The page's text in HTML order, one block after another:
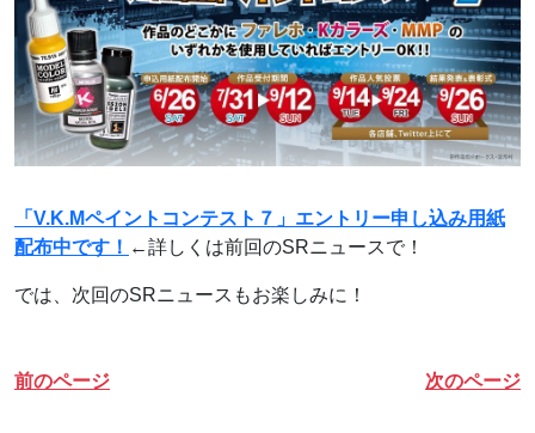
「V.K.Mペイントコンテスト７」エントリー申し込み用紙
配布中です！ ←詳しくは前回のSRニュースで！
では、次回のSRニュースもお楽しみに！
前のページ 次のページ